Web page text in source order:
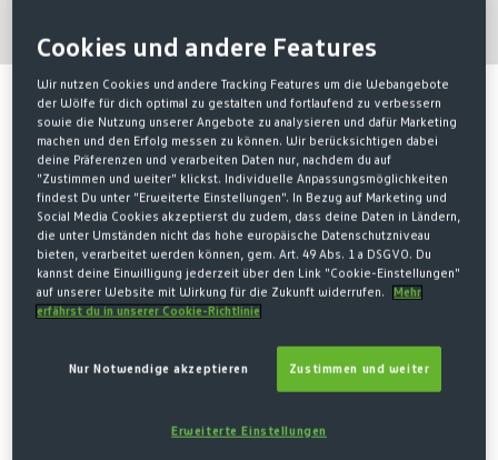
ÖFFNUNGSZEITEN
TAG
ZEIT
Montag bis Freitag
10 bis 22 Uhr
Samstag und Sonntag
10 bis 19 Uhr
Feier- und Spieltags
10 bis 19 Uhr
Termine außerhalb unserer Öffnungszeiten auf Anfrage
TREFFPUNKT
Cookies und andere Features
Wir nutzen Cookies und andere Tracking Features um die Webangebote
der Wölfe für dich optimal zu gestalten und fortlaufend zu verbessern
sowie die Nutzung unserer Angebote zu analysieren und dafür Marketing
machen und den Erfolg messen zu können. Wir berücksichtigen dabei
deine Präferenzen und verarbeiten Daten nur, nachdem du auf
"Zustimmen und weiter" klickst. Individuelle Anpassungsmöglichkeiten
findest Du unter "Erweiterte Einstellungen". In Bezug auf Marketing und
Social Media Cookies akzeptierst du zudem, dass deine Daten in Ländern,
die unter Umständen nicht das hohe europäische Datenschutzniveau
bieten, verarbeitet werden können, gem. Art. 49 Abs. 1 a DSGVO. Du
kannst deine Einwilligung jederzeit über den Link "Cookie-Einstellungen"
auf unserer Website mit Wirkung für die Zukunft widerrufen.
Mehr
erfährst du in unserer Cookie-Richtlinie
Nur Notwendige akzeptieren Zustimmen und weiter
Erweiterte Einstellungen